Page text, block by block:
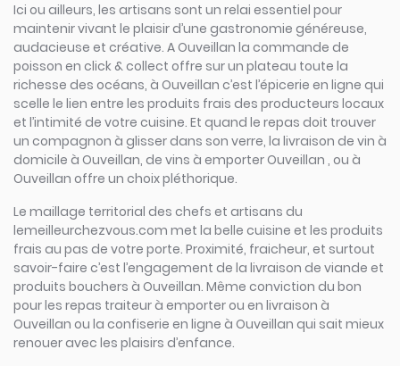
Ici ou ailleurs, les artisans sont un relai essentiel pour
maintenir vivant le plaisir d’une gastronomie généreuse,
audacieuse et créative. A Ouveillan la commande de
poisson en click & collect offre sur un plateau toute la
richesse des océans, à Ouveillan c’est l’épicerie en ligne qui
scelle le lien entre les produits frais des producteurs locaux
et l’intimité de votre cuisine. Et quand le repas doit trouver
un compagnon à glisser dans son verre, la livraison de vin à
domicile à Ouveillan, de vins à emporter Ouveillan , ou à
Ouveillan offre un choix pléthorique.
Le maillage territorial des chefs et artisans du
lemeilleurchezvous.com met la belle cuisine et les produits
frais au pas de votre porte. Proximité, fraicheur, et surtout
savoir-faire c’est l’engagement de la livraison de viande et
produits bouchers à Ouveillan. Même conviction du bon
pour les repas traiteur à emporter ou en livraison à
Ouveillan ou la confiserie en ligne à Ouveillan qui sait mieux
renouer avec les plaisirs d’enfance.